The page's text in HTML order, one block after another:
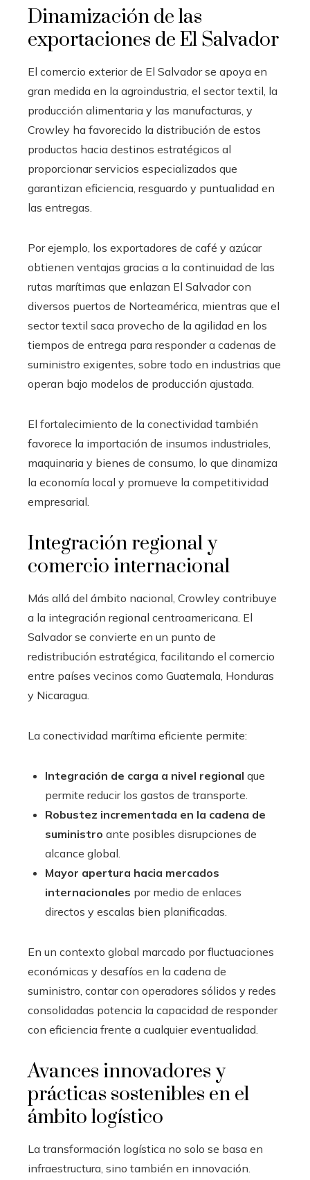
Dinamización de las
exportaciones de El Salvador
El comercio exterior de El Salvador se apoya en
gran medida en la agroindustria, el sector textil, la
producción alimentaria y las manufacturas, y
Crowley ha favorecido la distribución de estos
productos hacia destinos estratégicos al
proporcionar servicios especializados que
garantizan eficiencia, resguardo y puntualidad en
las entregas.
Por ejemplo, los exportadores de café y azúcar
obtienen ventajas gracias a la continuidad de las
rutas marítimas que enlazan El Salvador con
diversos puertos de Norteamérica, mientras que el
sector textil saca provecho de la agilidad en los
tiempos de entrega para responder a cadenas de
suministro exigentes, sobre todo en industrias que
operan bajo modelos de producción ajustada.
El fortalecimiento de la conectividad también
favorece la importación de insumos industriales,
maquinaria y bienes de consumo, lo que dinamiza
la economía local y promueve la competitividad
empresarial.
Integración regional y
comercio internacional
Más allá del ámbito nacional, Crowley contribuye
a la integración regional centroamericana. El
Salvador se convierte en un punto de
redistribución estratégica, facilitando el comercio
entre países vecinos como Guatemala, Honduras
y Nicaragua.
La conectividad marítima eficiente permite:
Integración de carga a nivel regional que
permite reducir los gastos de transporte.
Robustez incrementada en la cadena de
suministro ante posibles disrupciones de
alcance global.
Mayor apertura hacia mercados
internacionales por medio de enlaces
directos y escalas bien planificadas.
En un contexto global marcado por fluctuaciones
económicas y desafíos en la cadena de
suministro, contar con operadores sólidos y redes
consolidadas potencia la capacidad de responder
con eficiencia frente a cualquier eventualidad.
Avances innovadores y
prácticas sostenibles en el
ámbito logístico
La transformación logística no solo se basa en
infraestructura, sino también en innovación.